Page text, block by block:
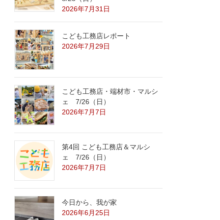
2026年7月31日
こども工務店レポート
2026年7月29日
こども工務店・端材市・マルシ
ェ 7/26（日）
2026年7月7日
第4回 こども工務店＆マルシ
ェ 7/26（日）
2026年7月7日
今日から、我が家
2026年6月25日